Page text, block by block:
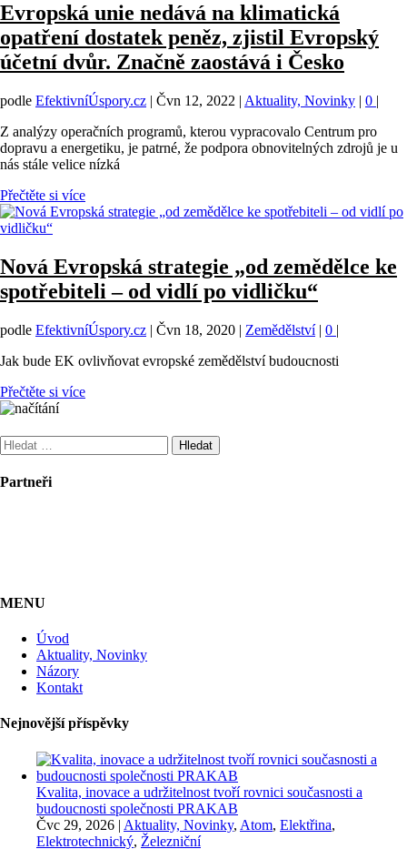
Evropská unie nedává na klimatická
opatření dostatek peněz, zjistil Evropský
účetní dvůr. Značně zaostává i Česko
podle EfektivníÚspory.cz | Čvn 12, 2022 | Aktuality, Novinky | 0 |
Z analýzy operačních programů, kterou vypracovalo Centrum pro
dopravu a energetiku, je patrné, že podpora obnovitelných zdrojů je u
nás stále velice nízká
Přečtěte si více
Nová Evropská strategie „od zemědělce ke
spotřebiteli – od vidlí po vidličku“
podle EfektivníÚspory.cz | Čvn 18, 2020 | Zemědělství| 0 |
Jak bude EK ovlivňovat evropské zemědělství budoucnosti
Přečtěte si více
Vyhledávání
Partneři
MENU
Úvod
Aktuality, Novinky
Názory
Kontakt
Nejnovější příspěvky
Kvalita, inovace a udržitelnost tvoří rovnici současnosti a
budoucnosti společnosti PRAKAB
Čvc 29, 2026 | Aktuality, Novinky, Atom, Elektřina,
Elektrotechnický, Železniční